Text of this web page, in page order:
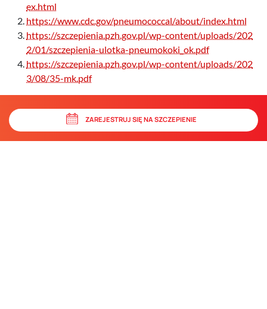
ex.html
https://www.cdc.gov/pneumococcal/about/index.html
https://szczepienia.pzh.gov.pl/wp-content/uploads/202
2/01/szczepienia-ulotka-pneumokoki_ok.pdf
https://szczepienia.pzh.gov.pl/wp-content/uploads/202
3/08/35-mk.pdf
ZAREJESTRUJ SIĘ NA SZCZEPIENIE